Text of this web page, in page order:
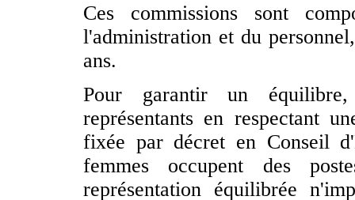
Ces commissions sont
l'administration et du
ans.
Pour garantir un
représentants en respectant
fixée par décret en Conseil
femmes occupent des
représentation équilibrée